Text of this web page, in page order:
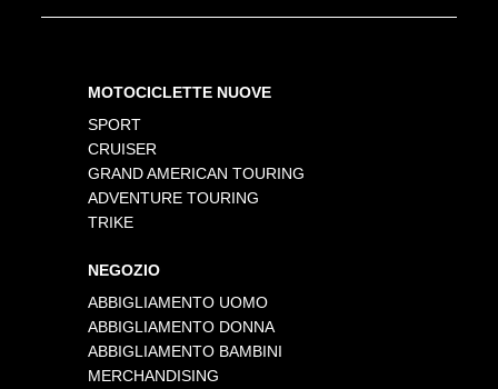
MOTOCICLETTE NUOVE
SPORT
CRUISER
GRAND AMERICAN TOURING
ADVENTURE TOURING
TRIKE
NEGOZIO
ABBIGLIAMENTO UOMO
ABBIGLIAMENTO DONNA
ABBIGLIAMENTO BAMBINI
MERCHANDISING